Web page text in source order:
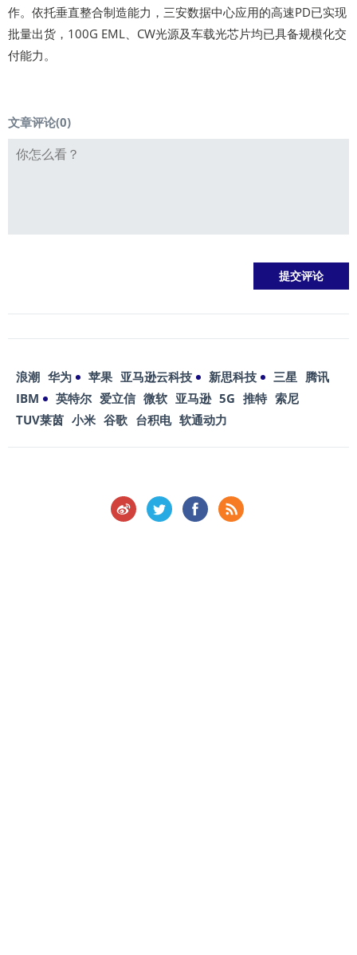
作。依托垂直整合制造能力，三安数据中心应用的高速PD已实现
批量出货，100G EML、CW光源及车载光芯片均已具备规模化交
付能力。
文章评论(0)
浪潮 华为 苹果 亚马逊云科技 新思科技 三星 腾讯
IBM
英特尔 爱立信 微软 亚马逊 5G 推特 索尼
TUV莱茵 小米 谷歌 台积电 软通动力